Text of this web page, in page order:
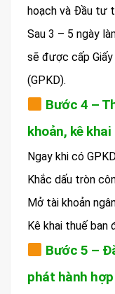
hoạch và Đầu tư
Sau 3 – 5 ngày
sẽ được cấp
(GPKD).
Bước 4 –
khoản, kê khai
Ngay khi có
Khắc dấu tròn
Mở tài khoản
Kê khai thuế ban
Bước 5 –
phát hành